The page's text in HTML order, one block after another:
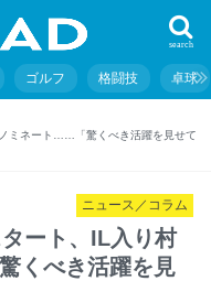
search
ゴルフ 格闘技 卓球
ミネート……「驚くべき活躍を見せて
ニュース／コラム
ート、IL入り村
くべき活躍を見